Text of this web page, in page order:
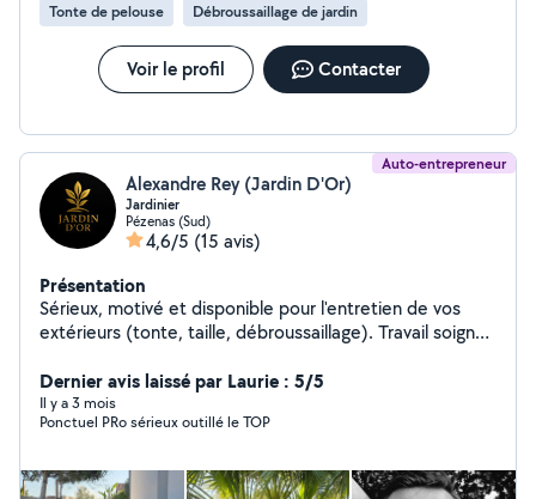
Tonte de pelouse Débroussaillage de jardin
Voir le profil Contacter
Auto-entrepreneur
Alexandre Rey (Jardin D'Or)
Jardinier
Pézenas (Sud)
4,6/5 (15 avis)
Présentation
Sérieux, motivé et disponible pour l'entretien de vos
extérieurs (tonte, taille, débroussaillage). Travail soigné
Dernier avis laissé par Laurie : 5/5
Il y a 3 mois
Ponctuel PRo sérieux outillé le TOP